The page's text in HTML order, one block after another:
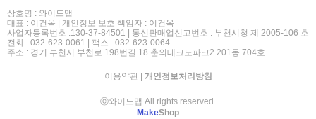
상호명 : 와이드맵
대표 : 이건옥 | 개인정보 보호 책임자 : 이건옥
사업자등록번호 :130-37-84501 | 통신판매업신고번호 : 부천시청 제 2005-106 호
전화 : 032-623-0061 | 팩스 : 032-623-0064
주소 : 경기 부천시 부천로 198번길 18 춘의테크노파크2 201동 704호
이용약관| 개인정보처리방침
ⓒ와이드맵 All rights reserved.
MakeShop